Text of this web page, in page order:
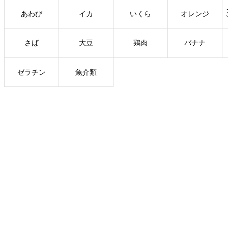
あわび イカ いくら オレンジ
さば 大豆 鶏肉 バナナ
ゼラチン 魚介類